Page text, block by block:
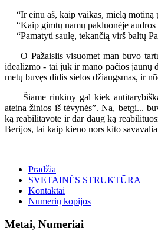
“Ir einu aš, kaip vaikas, mielą motiną
“Kaip gimtų namų pakluonėje audros
“Pamatyti saulę, tekančią virš baltų
O Pažaislis visuomet man buvo
idealizmo - tai juk ir mano pačios jaunų
metų buvęs didis sielos džiaugsmas, ir
Šiame rinkiny gal kiek
ateina žinios iš tėvynės”. Na, betgi...
ką reabilitavote ir dar daug ką
Berijos, tai kaip kieno nors kito
Pradžia
SVETAINĖS STRUKTŪRA
Kontaktai
Numerių kopijos
Metai, Numeriai